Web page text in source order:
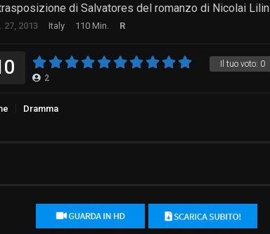
di Salvatores del romanzo di Nicolai Lilin
27, 2013 Italy 110 Min. R
Il tuo voto: 0
2
Dramma